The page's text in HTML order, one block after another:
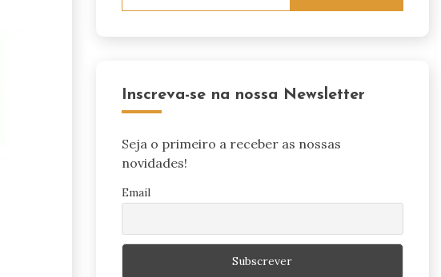
Inscreva-se na nossa Newsletter
Seja o primeiro a receber as nossas
novidades!
Email